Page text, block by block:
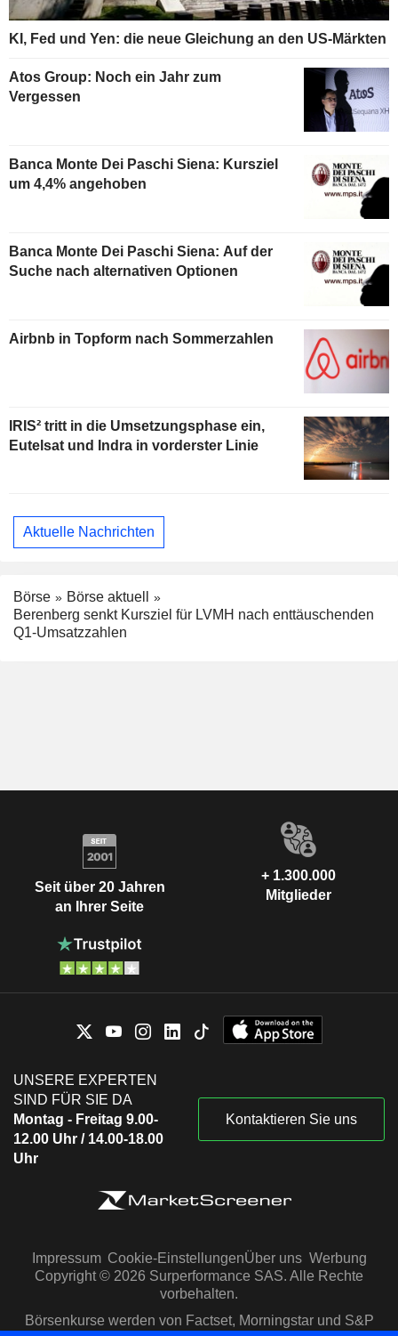
KI, Fed und Yen: die neue Gleichung an den US-Märkten
Atos Group: Noch ein Jahr zum
Vergessen
Banca Monte Dei Paschi Siena: Kursziel
um 4,4% angehoben
Banca Monte Dei Paschi Siena: Auf der
Suche nach alternativen Optionen
Airbnb in Topform nach Sommerzahlen
IRIS² tritt in die Umsetzungsphase ein,
Eutelsat und Indra in vorderster Linie
Aktuelle Nachrichten
Börse
Börse aktuell
Berenberg senkt Kursziel für LVMH nach enttäuschenden
Q1-Umsatzzahlen
Seit über 20 Jahren
an Ihrer Seite
+ 1.300.000
Mitglieder
UNSERE EXPERTEN
SIND FÜR SIE DA
Montag - Freitag 9.00-
12.00 Uhr / 14.00-18.00
Uhr
Kontaktieren Sie uns
Impressum Cookie-EinstellungenÜber uns Werbung
Copyright © 2026 Surperformance SAS. Alle Rechte
vorbehalten.
Börsenkurse werden von Factset, Morningstar und S&P